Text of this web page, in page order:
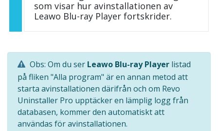
som visar hur avinstallationen av
Leawo Blu-ray Player fortskrider.
Obs: Om du ser Leawo Blu-ray Player listad
på fliken "Alla program" är en annan metod att
starta avinstallationen därifrån och om Revo
Uninstaller Pro upptäcker en lämplig logg från
databasen, kommer den automatiskt att
användas för avinstallationen.